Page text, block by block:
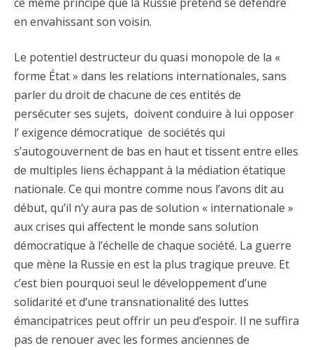
en envahissant son voisin.
Le potentiel destructeur du quasi monopole de la «
forme État » dans les relations internationales, sans
parler du droit de chacune de ces entités de
persécuter ses sujets, doivent conduire à lui opposer
l’ exigence démocratique de sociétés qui
s’autogouvernent de bas en haut et tissent entre elles
de multiples liens échappant à la médiation étatique
nationale. Ce qui montre comme nous l’avons dit au
début, qu’il n’y aura pas de solution « internationale »
aux crises qui affectent le monde sans solution
démocratique à l’échelle de chaque société. La guerre
que mène la Russie en est la plus tragique preuve. Et
c’est bien pourquoi seul le développement d’une
solidarité et d’une transnationalité des luttes
émancipatrices peut offrir un peu d’espoir. Il ne suffira
pas de renouer avec les formes anciennes de